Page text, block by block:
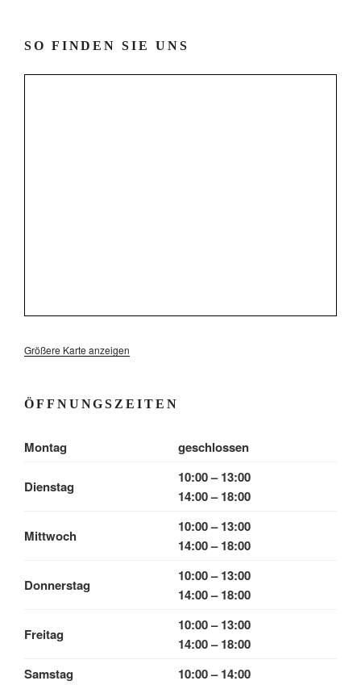
SO FINDEN SIE UNS
Größere Karte anzeigen
ÖFFNUNGSZEITEN
Montag geschlossen
Dienstag
10:00 – 13:00
14:00 – 18:00
Mittwoch
10:00 – 13:00
14:00 – 18:00
Donnerstag
10:00 – 13:00
14:00 – 18:00
Freitag
10:00 – 13:00
14:00 – 18:00
Samstag
10:00 – 14:00